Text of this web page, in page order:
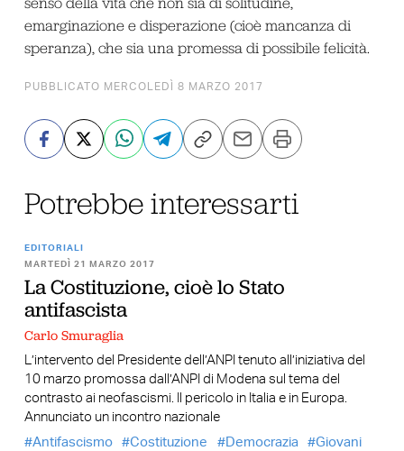
emarginazione e disperazione (cioè mancanza di
speranza), che sia una promessa di possibile felicità.
PUBBLICATO MERCOLEDÌ 8 MARZO 2017
Potrebbe interessarti
EDITORIALI
MARTEDÌ 21 MARZO 2017
La Costituzione, cioè lo Stato
antifascista
Carlo Smuraglia
L’intervento del Presidente dell’ANPI tenuto all’iniziativa del
10 marzo promossa dall’ANPI di Modena sul tema del
contrasto ai neofascismi. Il pericolo in Italia e in Europa.
Annunciato un incontro nazionale
Antifascismo
Costituzione Democrazia
Giovani